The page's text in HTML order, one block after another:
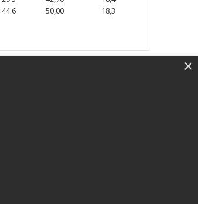
50,00 18,3
Lze online publikovat výsledky
×